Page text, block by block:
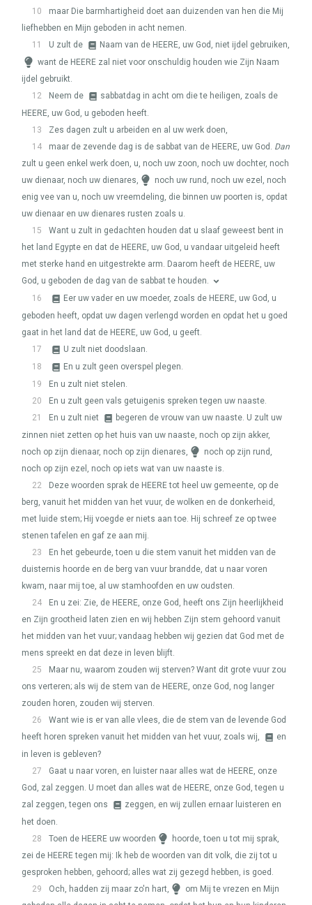
10
maar Die barmhartigheid doet aan duizenden van hen die Mij
liefhebben en Mijn geboden in acht nemen.
11
U zult de Naam van de HEERE, uw God, niet ijdel gebruiken,
want de HEERE zal niet voor onschuldig houden wie Zijn Naam
ijdel gebruikt.
12
Neem de
sabbatdag in acht om die te heiligen, zoals de
HEERE, uw God, u geboden heeft.
13
Zes dagen zult u arbeiden en al uw werk doen,
14
maar de zevende dag is de sabbat van de HEERE, uw God. Dan
zult u geen enkel werk doen, u, noch uw zoon, noch uw dochter, noch
uw dienaar, noch uw dienares,
noch uw rund, noch uw ezel, noch
enig vee van u, noch uw vreemdeling, die binnen uw poorten is, opdat
uw dienaar en uw dienares rusten zoals u.
15
Want u zult in gedachten houden dat u slaaf geweest bent in
het land Egypte en dat de HEERE, uw God, u vandaar uitgeleid heeft
met sterke hand en uitgestrekte arm. Daarom heeft de HEERE, uw
God, u geboden de dag van de sabbat te houden.
16
Eer uw vader en uw moeder, zoals de HEERE, uw God, u
geboden heeft, opdat uw dagen verlengd worden en opdat het u goed
gaat in het land dat de HEERE, uw God, u geeft.
17
U zult niet doodslaan.
18
En u zult geen overspel plegen.
19
En u zult niet stelen.
20
En u zult geen vals getuigenis spreken tegen uw naaste.
21
En u zult niet
begeren de vrouw van uw naaste. U zult uw
zinnen niet zetten op het huis van uw naaste, noch op zijn akker,
noch op zijn dienaar, noch op zijn dienares,
noch op zijn rund,
noch op zijn ezel, noch op iets wat van uw naaste is.
22
Deze woorden sprak de HEEREtot heel uw gemeente, op de
berg, vanuit het midden van het vuur, de wolken en de donkerheid,
met luide stem; Hij voegde er niets aan toe. Hij schreef ze op twee
stenen tafelen en gaf ze aan mij.
23
En het gebeurde, toen u die stem vanuit het midden van de
duisternis hoorde en de berg van vuur brandde, dat u naar voren
kwam, naar mij toe, al uw stamhoofden en uw oudsten.
24
En u zei: Zie, de HEERE, onze God, heeft ons Zijn heerlijkheid
en Zijn grootheid laten zien en wij hebben Zijn stem gehoord vanuit
het midden van het vuur; vandaag hebben wij gezien dat God met de
mens spreekt en dat deze in leven blijft.
25
Maar nu, waarom zouden wij sterven? Want dit grote vuur zou
ons verteren; als wij de stem van de HEERE, onze God, nog langer
zouden horen, zouden wij sterven.
26
Want wie is er van alle vlees, die de stem van de levende God
heeft horen spreken vanuit het midden van het vuur, zoals wij,
en
in leven is gebleven?
27
Gaat u naar voren, en luister naar alles wat de HEERE, onze
God, zal zeggen. U moet dan alles wat de HEERE, onze God, tegen u
zal zeggen, tegen ons
zeggen, en wij zullen ernaar luisteren en
het doen.
28
Toen de HEERE uw woorden
hoorde, toen u tot mij sprak,
zei de HEEREtegen mij: Ik heb de woorden van dit volk, die zij tot u
gesproken hebben, gehoord; alles wat zij gezegd hebben, is goed.
29
Och, hadden zij maar zo'n hart,
om Mij te vrezen en Mijn